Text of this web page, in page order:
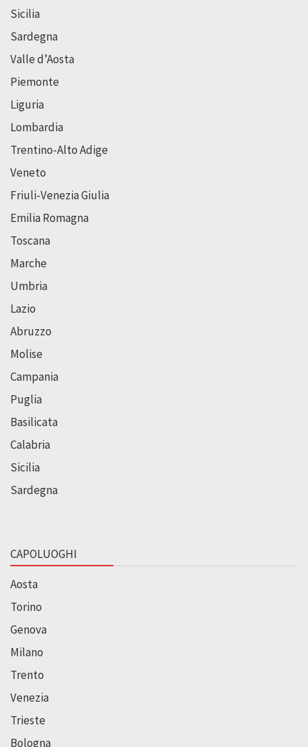
Sicilia
Sardegna
Valle d’Aosta
Piemonte
Liguria
Lombardia
Trentino-Alto Adige
Veneto
Friuli-Venezia Giulia
Emilia Romagna
Toscana
Marche
Umbria
Lazio
Abruzzo
Molise
Campania
Puglia
Basilicata
Calabria
Sicilia
Sardegna
CAPOLUOGHI
Aosta
Torino
Genova
Milano
Trento
Venezia
Trieste
Bologna